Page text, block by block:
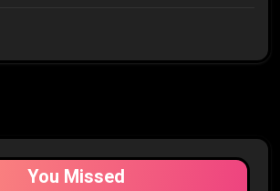
You Missed